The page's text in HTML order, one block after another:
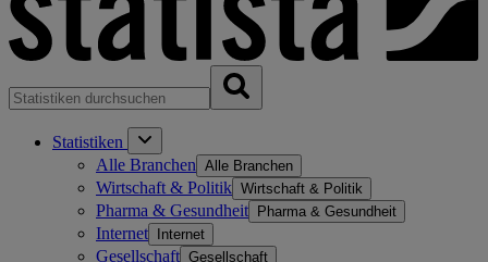
Statistiken
Alle Branchen Alle Branchen
Wirtschaft & Politik Wirtschaft & Politik
Pharma & Gesundheit Pharma & Gesundheit
Internet Internet
Gesellschaft Gesellschaft